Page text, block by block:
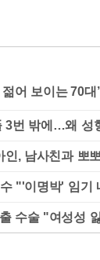
3번 밖에…왜 성
인, 남사친과 뽀
"'이명박' 임
수술 "여성성